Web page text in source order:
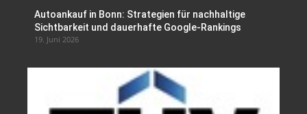
Autoankauf in Bonn: Strategien für nachhaltige
Sichtbarkeit und dauerhafte Google-Rankings
19. Juni 2026